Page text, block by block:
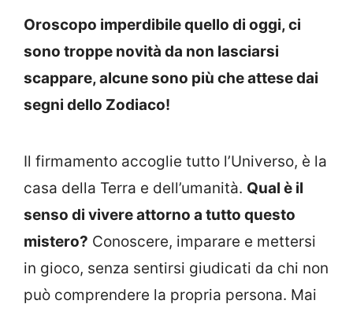
Oroscopo imperdibile quello di oggi, ci
sono troppe novità da non lasciarsi
scappare, alcune sono più che attese dai
segni dello Zodiaco!
Il firmamento accoglie tutto l’Universo, è la
casa della Terra e dell’umanità. Qual è il
senso di vivere attorno a tutto questo
mistero? Conoscere, imparare e mettersi
in gioco, senza sentirsi giudicati da chi non
può comprendere la propria persona. Mai